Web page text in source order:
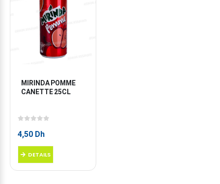
MIRINDA POMME
CANETTE 25CL
4,50 Dh
DETAILS